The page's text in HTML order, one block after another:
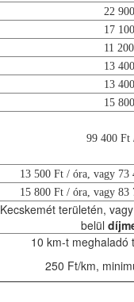
22
17
11
13
13
15
99 400 Ft
13 500 Ft / óra, vagy 73
15 800 Ft / óra, vagy 83
Kecskemét területén,
belül
10 km-t meghaladó
250 Ft/km,